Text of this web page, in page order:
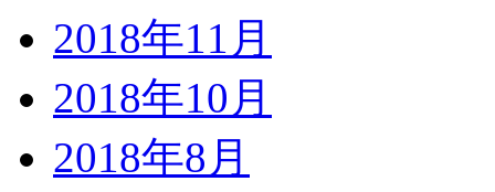
2018年11月
2018年10月
2018年8月